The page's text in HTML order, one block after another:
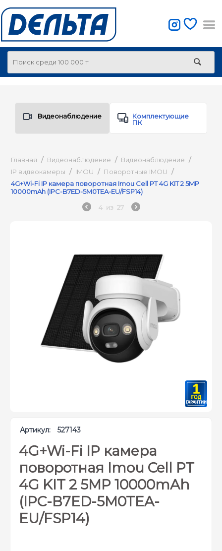
Видеонаблюдение
Комплектующие
ПК
Главная / Видеонаблюдение / Видеонаблюдение /
IP видеокамеры / IMOU / Поворотные IMOU /
4G+Wi-Fi IP камера поворотная Imou Cell PT 4G KIT 2 5MP
10000mAh (IPC-B7ED-5M0TEA-EU/FSP14)
4 из 27
Артикул: 527143
4G+Wi-Fi IP камера
поворотная Imou Cell PT
4G KIT 2 5MP 10000mAh
(IPC-B7ED-5M0TEA-
EU/FSP14)